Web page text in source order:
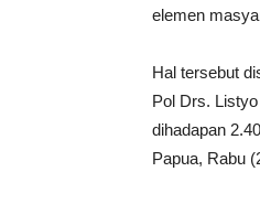
elemen
Hal tersebut
Pol Drs.
dihadapan
Papua, Rabu